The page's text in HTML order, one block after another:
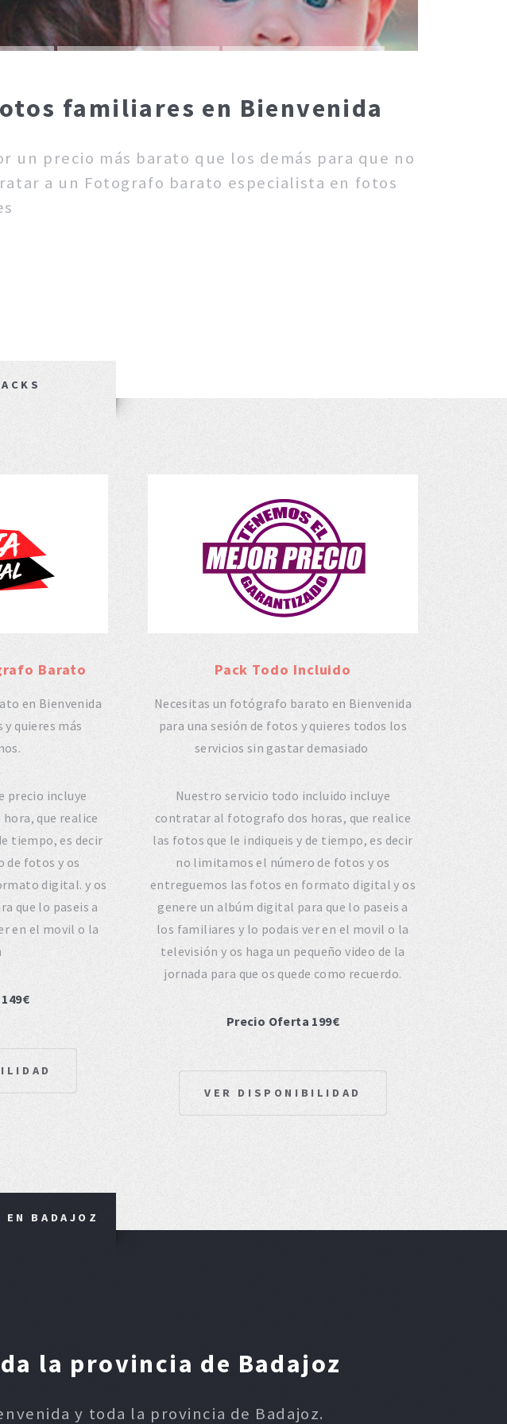
familiares en Bienvenida
precio más barato que los demás para que no
a un Fotografo barato especialista en fotos
Barato
en Bienvenida
quieres más
precio incluye
que realice
tiempo, es decir
de fotos y os
digital. y os
que lo paseis a
en el movil o la
Pack Todo Incluido
Necesitas un fotógrafo barato en Bienvenida
para una sesión de fotos y quieres todos los
servicios sin gastar demasiado
Nuestro servicio todo incluido incluye
contratar al fotografo dos horas, que realice
las fotos que le indiqueis y de tiempo, es decir
no limitamos el número de fotos y os
entreguemos las fotos en formato digital y os
genere un albúm digital para que lo paseis a
los familiares y lo podais ver en el movil o la
televisión y os haga un pequeño video de la
jornada para que os quede como recuerdo.
Precio Oferta 199€
VER DISPONIBILIDAD
EN BADAJOZ
la provincia de Badajoz
y toda la provincia de Badajoz.